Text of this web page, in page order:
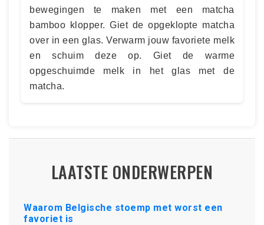
bewegingen te maken met een matcha
bamboo klopper. Giet de opgeklopte matcha
over in een glas. Verwarm jouw favoriete melk
en schuim deze op. Giet de warme
opgeschuimde melk in het glas met de
matcha.
LAATSTE ONDERWERPEN
Waarom Belgische stoemp met worst een
favoriet is